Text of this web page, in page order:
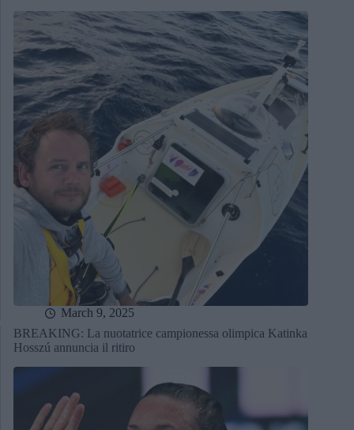
March 9, 2025
BREAKING: La nuotatrice campionessa olimpica Katinka
Hosszú annuncia il ritiro